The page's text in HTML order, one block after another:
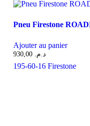
Pneu Firestone
Ajouter au panier
د.م. 930,00
195-60-16 Firestone